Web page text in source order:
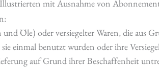
mit Ausnahme von
Öle) oder versiegelter Waren, die aus
einmal benutzt wurden oder ihre
auf Grund ihrer Beschaffenheit